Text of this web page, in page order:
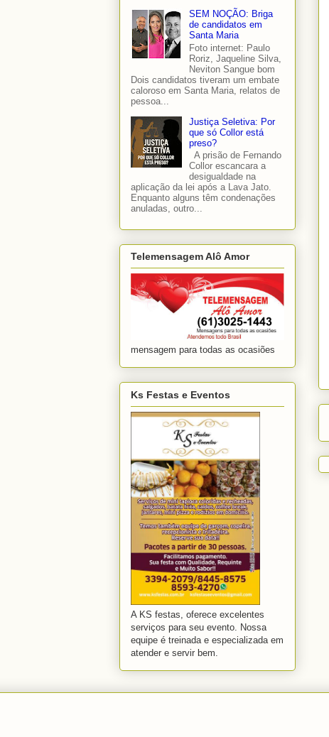
SEM NOÇÃO: Briga
de candidatos em
Santa Maria
Foto internet: Paulo
Roriz, Jaqueline Silva,
Neviton Sangue bom
Dois candidatos tiveram um embate
caloroso em Santa Maria, relatos de
pessoa...
Justiça Seletiva: Por
que só Collor está
preso?
A prisão de Fernando
Collor escancara a
desigualdade na
aplicação da lei após a Lava Jato.
Enquanto alguns têm condenações
anuladas, outro...
Telemensagem Alô Amor
mensagem para todas as ocasiões
Ks Festas e Eventos
A KS festas, oferece excelentes
serviços para seu evento. Nossa
equipe é treinada e especializada em
atender e servir bem.